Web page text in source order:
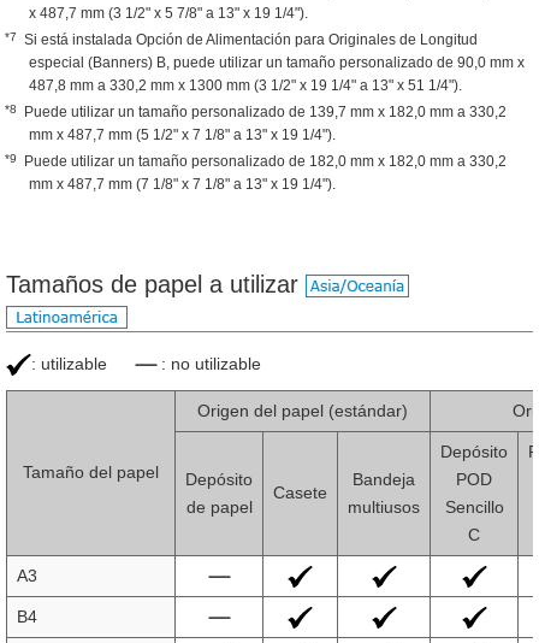
x 487,7 mm (3 1/2" x 5 7/8" a 13" x 19 1/4").
*7
Si está instalada Opción de Alimentación para Originales de Longitud
especial (Banners) B, puede utilizar un tamaño personalizado de 90,0 mm x
487,8 mm a 330,2 mm x 1300 mm (3 1/2" x 19 1/4" a 13" x 51 1/4").
*8
Puede utilizar un tamaño personalizado de 139,7 mm x 182,0 mm a 330,2
mm x 487,7 mm (5 1/2" x 7 1/8" a 13" x 19 1/4").
*9
Puede utilizar un tamaño personalizado de 182,0 mm x 182,0 mm a 330,2
mm x 487,7 mm (7 1/8" x 7 1/8" a 13" x 19 1/4").
Tamaños de papel a utilizar
: utilizable : no utilizable
Tamaño del papel
Origen del papel (estándar)
Depósito
de papel
Casete
Bandeja
multiusos
Depósito
POD
Sencillo
C
A3
B4